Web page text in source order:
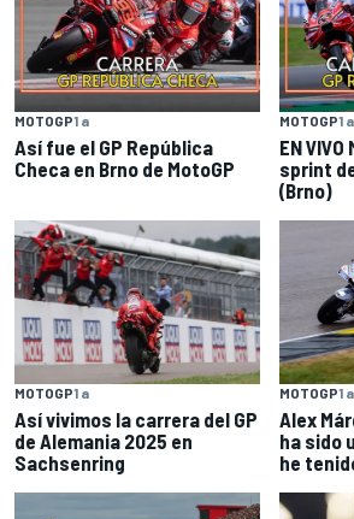
MOTOGP1 a
Así fue el GP República
Checa en Brno de MotoGP
MOTOGP1 a
EN
sprint
(Brno)
MOTOGP1 a
Así vivimos la carrera del GP
de Alemania 2025 en
Sachsenring
MOTOGP1 a
Alex
ha sido
he